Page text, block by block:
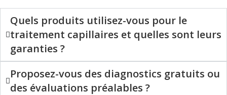
Quels produits utilisez-vous pour le
traitement capillaires et quelles sont leurs
garanties ?
Proposez-vous des diagnostics gratuits ou
des évaluations préalables ?